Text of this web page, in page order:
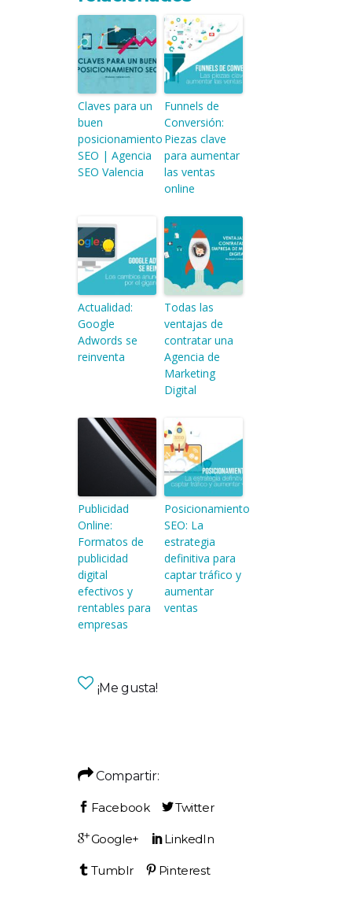
Claves para un
buen
posicionamiento
SEO | Agencia
SEO Valencia
Funnels de
Conversión:
Piezas clave
para aumentar
las ventas
online
Actualidad:
Google
Adwords se
reinventa
Todas las
ventajas de
contratar una
Agencia de
Marketing
Digital
Publicidad
Online:
Formatos de
publicidad
digital
efectivos y
rentables para
empresas
Posicionamiento
SEO: La
estrategia
definitiva para
captar tráfico y
aumentar
ventas
¡Me gusta!
Compartir: